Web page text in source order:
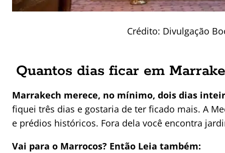
Crédito: Divulgação
Quantos dias ficar em
Marrakech merece, no mínimo, dois dias
fiquei três dias e gostaria de ter ficado mais. A
e prédios históricos. Fora dela você encontra
Vai para o Marrocos? Então Leia também: